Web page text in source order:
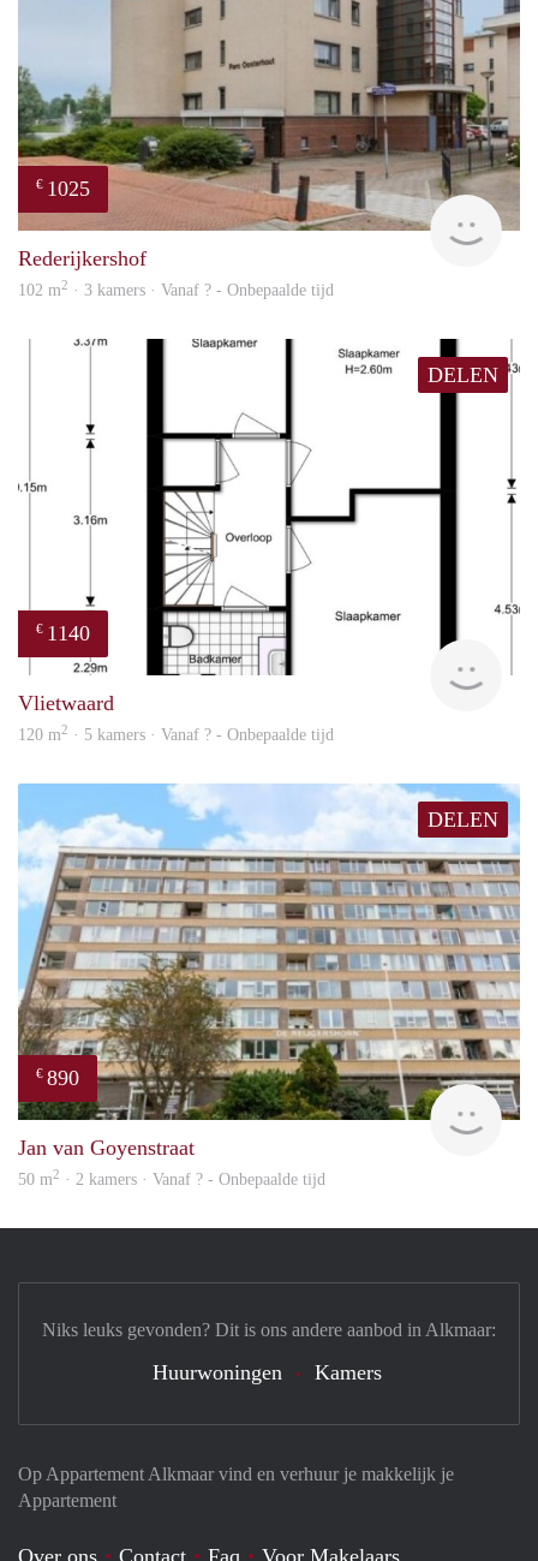
€ 1025
Rederijkershof
102 m2 · 3 kamers · Vanaf ? - Onbepaalde tijd
DELEN
€ 1140
Vlietwaard
120 m2 · 5 kamers · Vanaf ? - Onbepaalde tijd
DELEN
€ 890
Jan van Goyenstraat
50 m2 · 2 kamers · Vanaf ? - Onbepaalde tijd
Op Appartement Alkmaar vind en verhuur je makkelijk je
Appartement
Over ons Contact Faq Voor Makelaars
Niks leuks gevonden? Dit is ons andere aanbod in Alkmaar:
Huurwoningen Kamers